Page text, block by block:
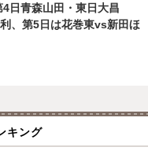
4日青森山田・東日大昌
、第5日は花巻東vs新田ほ
キング